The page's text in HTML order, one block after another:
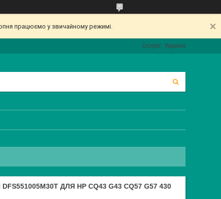
працюємо у звичайному режимі.
Острог, Україна
ДЛЯ HP CQ43 G43 CQ57 G57 430